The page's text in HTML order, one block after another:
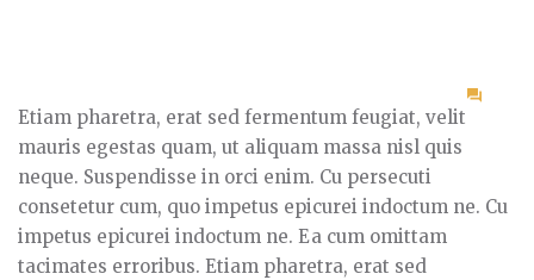
Etiam pharetra, erat sed fermentum feugiat, velit
mauris egestas quam, ut aliquam massa nisl quis
neque. Suspendisse in orci enim. Cu persecuti
consetetur cum, quo impetus epicurei indoctum ne. Cu
impetus epicurei indoctum ne. Ea cum omittam
tacimates erroribus. Etiam pharetra, erat sed